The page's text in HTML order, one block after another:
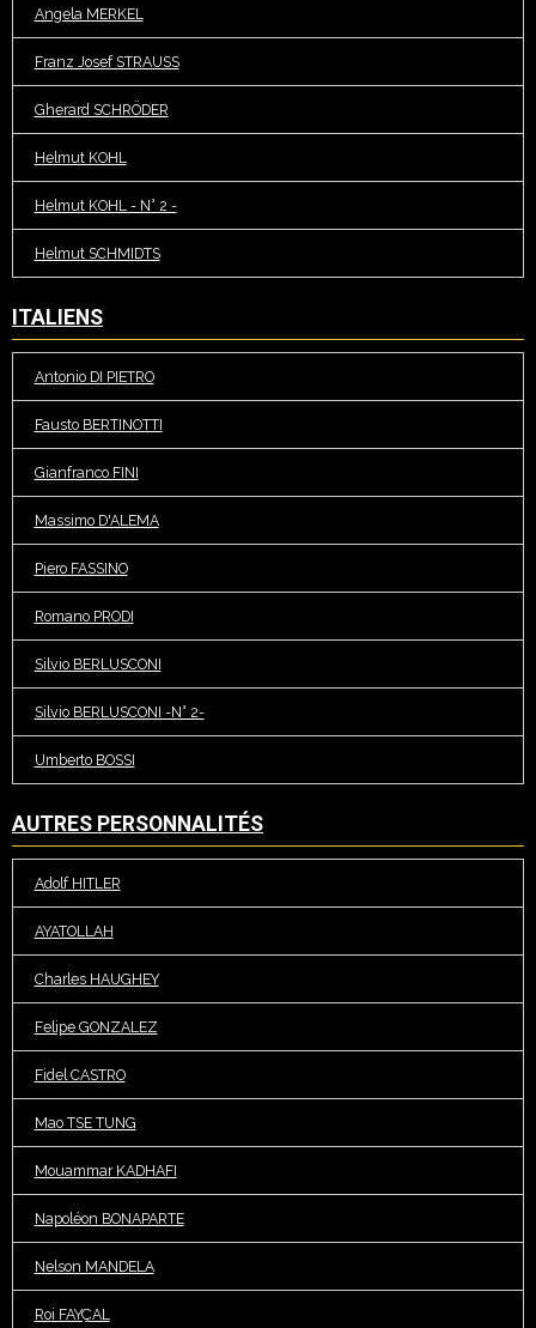
Angela MERKEL
Franz Josef STRAUSS
Gherard SCHRÖDER
Helmut KOHL
Helmut KOHL - N° 2 -
Helmut SCHMIDTS
ITALIENS
Antonio DI PIETRO
Fausto BERTINOTTI
Gianfranco FINI
Massimo D'ALEMA
Piero FASSINO
Romano PRODI
Silvio BERLUSCONI
Silvio BERLUSCONI -N° 2-
Umberto BOSSI
AUTRES PERSONNALITÉS
Adolf HITLER
AYATOLLAH
Charles HAUGHEY
Felipe GONZALEZ
Fidel CASTRO
Mao TSE TUNG
Mouammar KADHAFI
Napoléon BONAPARTE
Nelson MANDELA
Roi FAYÇAL